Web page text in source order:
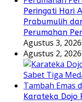
Peringati Hari
Prabumulih
Perumahan
Agustus 3, 2026
Agustus 2, 2026
Karateka Dojo